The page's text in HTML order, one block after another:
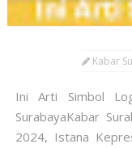
Kabar
Ini Arti Simbol
SurabayaKabar
2024, Istana